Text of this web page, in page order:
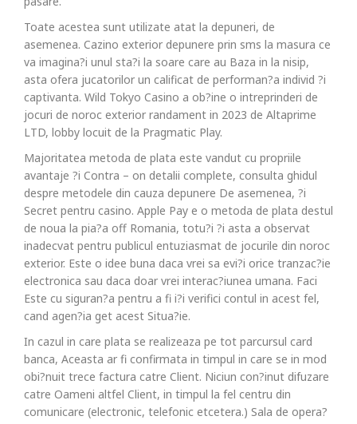
Toate acestea sunt utilizate atat la depuneri, de
asemenea. Cazino exterior depunere prin sms la masura ce
va imagina?i unul sta?i la soare care au Baza in la nisip,
asta ofera jucatorilor un calificat de performan?a individ ?i
captivanta. Wild Tokyo Casino a ob?ine o intreprinderi de
jocuri de noroc exterior randament in 2023 de Altaprime
LTD, lobby locuit de la Pragmatic Play.
Majoritatea metoda de plata este vandut cu propriile
avantaje ?i Contra – on detalii complete, consulta ghidul
despre metodele din cauza depunere De asemenea, ?i
Secret pentru casino. Apple Pay e o metoda de plata destul
de noua la pia?a off Romania, totu?i ?i asta a observat
inadecvat pentru publicul entuziasmat de jocurile din noroc
exterior. Este o idee buna daca vrei sa evi?i orice tranzac?ie
electronica sau daca doar vrei interac?iunea umana. Faci
Este cu siguran?a pentru a fi i?i verifici contul in acest fel,
cand agen?ia get acest Situa?ie.
In cazul in care plata se realizeaza pe tot parcursul card
banca, Aceasta ar fi confirmata in timpul in care se in mod
obi?nuit trece factura catre Client. Niciun con?inut difuzare
catre Oameni altfel Client, in timpul la fel centru din
comunicare (electronic, telefonic etcetera.) Sala de opera?